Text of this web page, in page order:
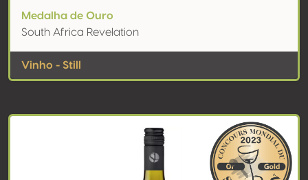
Medalha de Ouro
South Africa Revelation
Vinho - Still